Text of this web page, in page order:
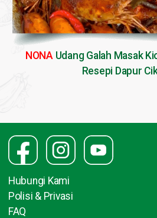
NONA Udang Galah Masak
Resepi Dapur
Hubungi Kami
Polisi & Privasi
FAQ